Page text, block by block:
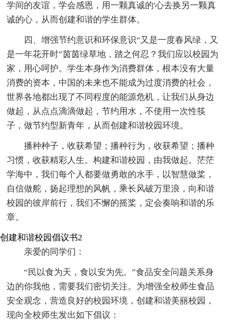
学间的友谊，学会感恩，用一颗真诚的'心去换另一颗真
诚的心，从而创建和谐的学生群体。
四、增强节约意识和环保意识“又是一度春风绿，又
是一年花开时”茵茵绿草地，踏之何忍？我们应以校园为
家，用心呵护。学生本身作为消费群体，根本没有大量
消费的资本，中国的未来也不能成为过度消费的社会，
世界各地都出现了不同程度的能源危机，让我们从身边
做起，从点点滴滴做起，节约用水，不使用一次性筷
子，做节约型新青年，从而创建和谐校园环境。
播种种子，收获希望；播种行为，收获希望；播种
习惯，收获精彩人生。构建和谐校园，由我做起。茫茫
学海中，我们每个人都要做勇敢的水手，以智慧做桨，
自信做舵，扬起理想的风帆，乘长风破万里浪，向和谐
校园的彼岸前行，我们不懈的摇桨，定会奏响和谐的乐
章。
创建和谐校园倡议书2
亲爱的同学们：
“民以食为天，食以安为先。”食品安全问题关系身
边的你我他，需要我们密切关注。为增强全校师生食品
安全观念，营造良好的校园环境，创建和谐美丽校园，
现向全校师生发出如下倡议：